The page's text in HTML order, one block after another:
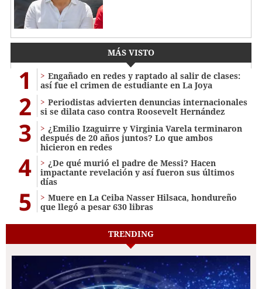
MÁS VISTO
1
Engañado en redes y raptado al salir de clases:
así fue el crimen de estudiante en La Joya
2
Periodistas advierten denuncias internacionales
si se dilata caso contra Roosevelt Hernández
3
¿Emilio Izaguirre y Virginia Varela terminaron
después de 20 años juntos? Lo que ambos
hicieron en redes
4
¿De qué murió el padre de Messi? Hacen
impactante revelación y así fueron sus últimos
días
5
Muere en La Ceiba Nasser Hilsaca, hondureño
que llegó a pesar 630 libras
TRENDING